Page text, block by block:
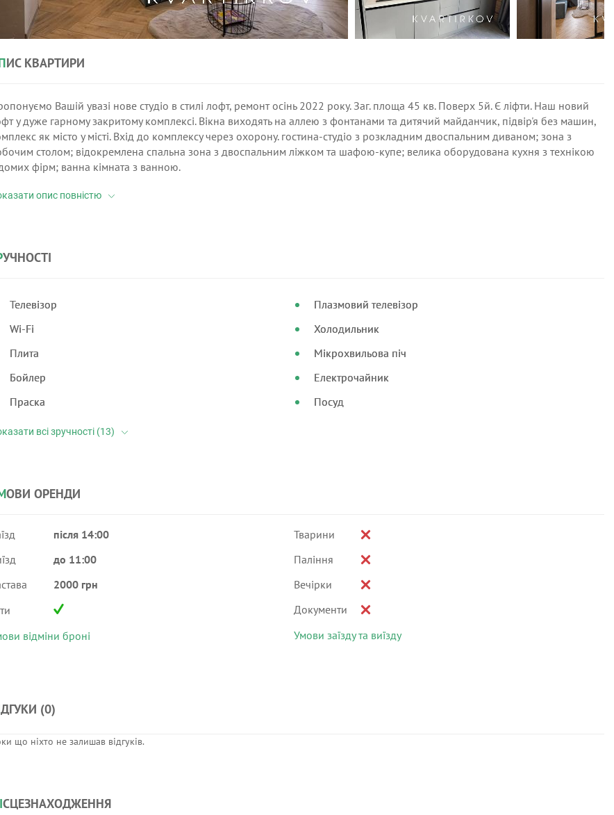
ИС КВАРТИРИ
Вашій увазі нове студіо в стилі лофт, ремонт осінь 2022 року. Заг. площа 45 кв. Поверх 5й. Є ліфти. Наш новий
у дуже гарному закритому комплексі. Вікна виходять на аллею з фонтанами та дитячий майданчик, підвір'я без машин,
як місто у місті. Вхід до комплексу через охорону. гостина-студіо з розкладним двоспальним диваном; зона з
столом; відокремлена спальна зона з двоспальним ліжком та шафою-купе; велика оборудована кухня з технікою
фірм; ванна кімната з ванною.
УЧНОСТІ
Телевізор
Wi-Fi
Плита
Бойлер
Праска
Плазмовий телевізор
Холодильник
Мікрохвильова піч
Електрочайник
Посуд
ОВИ ОРЕНДИ
після 14:00
до 11:00
2000 грн
відміни броні
Тварини
Паління
Вечірки
Документи
Умови заїзду та виїзду
ДГУКИ (0)
що ніхто не залишав відгуків.
ІСЦЕЗНАХОДЖЕННЯ